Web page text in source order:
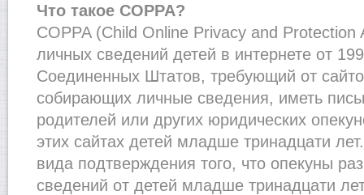
Что такое COPPA?
COPPA (Child Online Privacy and Protection
личных сведений детей в интернете от
Соединенных Штатов, требующий от
собирающих личные сведения, иметь
родителей или других юридических
этих сайтах детей младше тринадцати
вида подтверждения того, что опекуны
сведений от детей младше тринадцати